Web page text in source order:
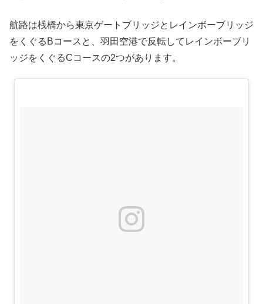
航路は桟橋から東京ゲートブリッジとレインボーブリッジ
をくぐるBコースと、羽田空港で反転してレインボーブリ
ッジをくぐるCコースの2つがあります。